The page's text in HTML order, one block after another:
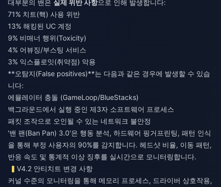
대부분의 밴은 실제 위반 사항으로 인해 발생합니다:
71% 치트(핵) 사용 위반
13% 해킹된 UC 계정
9% 비매너 행위(Toxicity)
4% 어뷰징/부스팅 서비스
3% 익스플로잇(취약점) 악용
**오탐지(False positives)**는 다음과 같은 경우에 발생할 수 있습
니다:
에뮬레이터 충돌 (GameLoop/BlueStacks)
백그라운드에서 실행 중인 제3자 소프트웨어 프로세스
패킷 조작으로 오인될 수 있는 네트워크 불안정
'밴 팬(Ban Pan) 3.0'은 행동 분석, 하드웨어 핑거프린팅, 패턴 인식
을 통해 부정 사용자의 90%를 감지합니다. 헤드샷 비율, 이동 패턴,
반응 속도 및 통계적 이상 징후를 실시간으로 모니터링합니다.
V4.2 안티치트 변경 사항
커널 수준의 모니터링을 통해 메모리 프로세스, 드라이버 상호작용,